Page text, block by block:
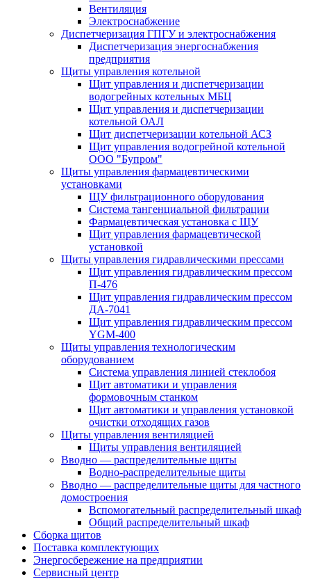
Вентиляция
Электроснабжение
Диспетчеризация ГПГУ и электроснабжения
Диспетчеризация энергоснабжения
предприятия
Щиты управления котельной
Щит управления и диспетчеризации
водогрейных котельных МБЦ
Щит управления и диспетчеризации
котельной ОАЛ
Щит диспетчеризации котельной АСЗ
Щит управления водогрейной котельной
ООО "Бупром"
Щиты управления фармацевтическими
установками
ЩУ фильтрационного оборудования
Система тангенциальной фильтрации
Фармацевтическая установка с ЩУ
Щит управления фармацевтической
установкой
Щиты управления гидравлическими прессами
Щит управления гидравлическим прессом
П-476
Щит управления гидравлическим прессом
ДА-7041
Щит управления гидравлическим прессом
YGM-400
Щиты управления технологическим
оборудованием
Система управления линией стеклобоя
Щит автоматики и управления
формовочным станком
Щит автоматики и управления установкой
очистки отходящих газов
Щиты управления вентиляцией
Щиты управления вентиляцией
Вводно — распределительные щиты
Водно-распределительные щиты
Вводно — распределительные щиты для частного
домостроения
Вспомогательный распределительный шкаф
Общий распределительный шкаф
Сборка щитов
Поставка комплектующих
Энергосбережение на предприятии
Сервисный центр